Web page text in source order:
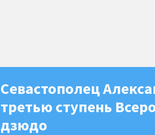
Севастополец
третью ступень
дзюдо